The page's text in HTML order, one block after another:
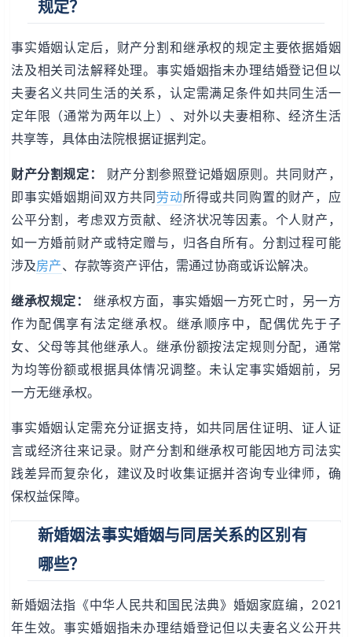
规定？
事实婚姻认定后，财产分割和继承权的规定主要依据婚姻
法及相关司法解释处理。事实婚姻指未办理结婚登记但以
夫妻名义共同生活的关系，认定需满足条件如共同生活一
定年限（通常为两年以上）、对外以夫妻相称、经济生活
共享等，具体由法院根据证据判定。
财产分割规定：
财产分割参照登记婚姻原则。共同财产，
即事实婚姻期间双方共同劳动所得或共同购置的财产，应
公平分割，考虑双方贡献、经济状况等因素。个人财产，
如一方婚前财产或特定赠与，归各自所有。分割过程可能
涉及房产、存款等资产评估，需通过协商或诉讼解决。
继承权规定：
继承权方面，事实婚姻一方死亡时，另一方
作为配偶享有法定继承权。继承顺序中，配偶优先于子
女、父母等其他继承人。继承份额按法定规则分配，通常
为均等份额或根据具体情况调整。未认定事实婚姻前，另
一方无继承权。
事实婚姻认定需充分证据支持，如共同居住证明、证人证
言或经济往来记录。财产分割和继承权可能因地方司法实
践差异而复杂化，建议及时收集证据并咨询专业律师，确
保权益保障。
新婚姻法事实婚姻与同居关系的区别有
哪些？
新婚姻法指《中华人民共和国民法典》婚姻家庭编，2021
年生效。事实婚姻指未办理结婚登记但以夫妻名义公开共